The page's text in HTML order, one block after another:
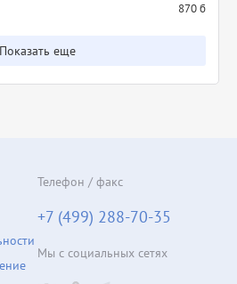
870 б
Показать еще
Телефон / факс
+7 (499) 288-70-35
Мы с социальных сетях